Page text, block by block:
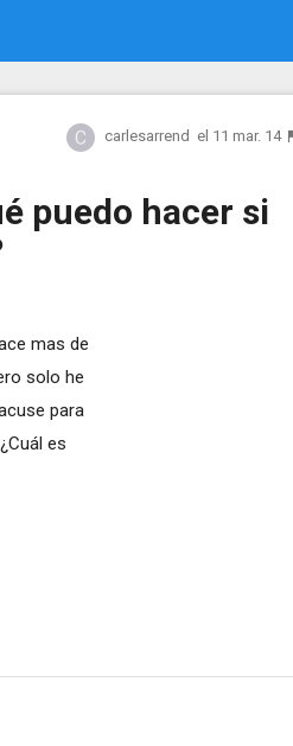
carlesarrend el 11 mar. 14
puedo hacer si
mas de
solo he
para
es